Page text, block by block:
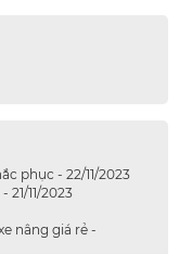
phục - 22/11/2023
11/2023
nâng giá rẻ -